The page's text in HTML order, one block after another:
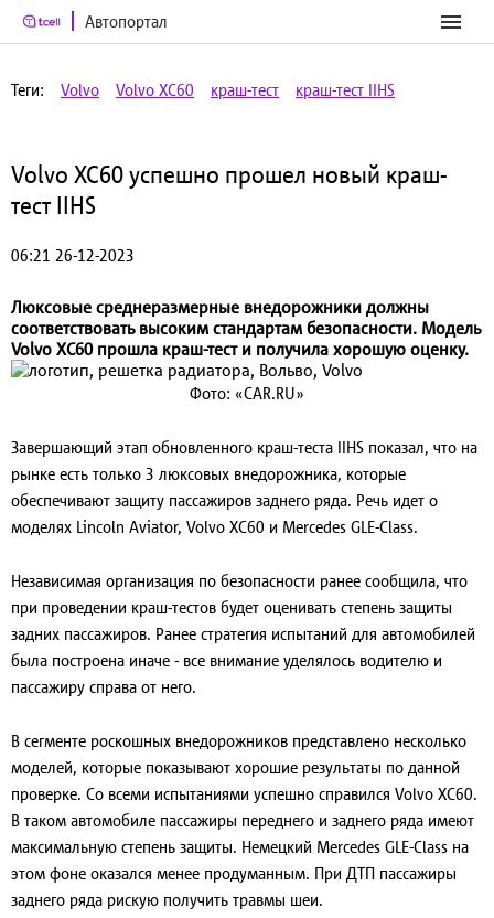
Автопортал
Теги: Volvo Volvo XC60 краш-тест краш-тест IIHS
Volvo XC60 успешно прошел новый краш-
тест IIHS
06:21 26-12-2023
Люксовые среднеразмерные внедорожники должны
соответствовать высоким стандартам безопасности. Модель
Volvo XC60 прошла краш-тест и получила хорошую оценку.
Фото: «CAR.RU»
Завершающий этап обновленного краш-теста IIHS показал, что на
рынке есть только 3 люксовых внедорожника, которые
обеспечивают защиту пассажиров заднего ряда. Речь идет о
моделях Lincoln Aviator, Volvo XC60 и Mercedes GLE-Class.
Независимая организация по безопасности ранее сообщила, что
при проведении краш-тестов будет оценивать степень защиты
задних пассажиров. Ранее стратегия испытаний для автомобилей
была построена иначе - все внимание уделялось водителю и
пассажиру справа от него.
В сегменте роскошных внедорожников представлено несколько
моделей, которые показывают хорошие результаты по данной
проверке. Со всеми испытаниями успешно справился Volvo XC60.
В таком автомобиле пассажиры переднего и заднего ряда имеют
максимальную степень защиты. Немецкий Mercedes GLE-Class на
этом фоне оказался менее продуманным. При ДТП пассажиры
заднего ряда рискую получить травмы шеи.